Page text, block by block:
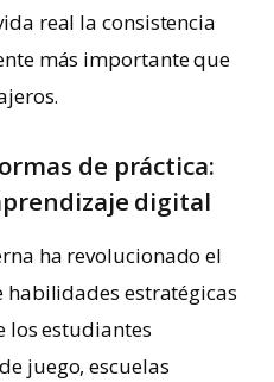
real la consistencia
más importante que
de práctica:
digital
ha revolucionado el
habilidades estratégicas
los estudiantes
juego, escuelas